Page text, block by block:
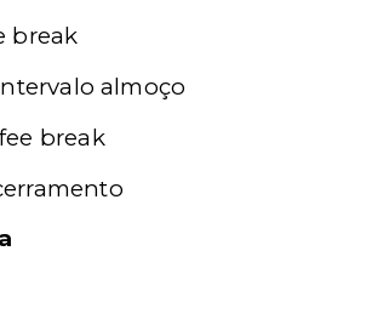
break
almoço
break